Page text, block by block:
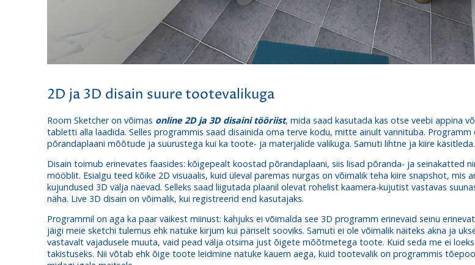
2D ja 3D disain suure tootevalikuga
Room Sketcheron võimas online 2D ja 3D disaini tööriist, mida saad kasutada kas otse veebi appina
tabletti alla laadida. Selles programmis saad disainida oma terve kodu, mitte ainult vannituba. Programm
põrandaplaani mõõtude ja suurustega kui ka toote- ja materjalide valikuga. Samuti lihtne ja kiire käsitleda.
Disain toimub erinevates faasides: kõigepealt koostad põrandaplaani, siis lisad põranda- ja seinakatted
mööblit. Esialgu teed kõike 2D visuaalis, kuid üleval paremas nurgas on võimalik teha kiire snapshot, mis
kujundused 3D välja näevad. Selleks saad liigutada plaanil olevat rohelist kaamera-kujutist vastavas
näha. Live 3D disain on võimalik, kui registreerid end kasutajaks.
Programmil on aga ka paar väikest miinust: kahjuks ei võimalda see 3D programm erinevaid seinu
jäigi meie sketchi tulemus ehk natuke kirjum kui päriselt sooviks. Samuti ei ole võimalik näiteks akna ja
vastavalt vajadusele muuta, vaid pead välja otsima just õigete mõõtmetega toote. Kuid seda me ei loeks
takistuseks. Nii võtab ehk õige toote leidmine natuke kauem aega, kuid tootevalik on programmis